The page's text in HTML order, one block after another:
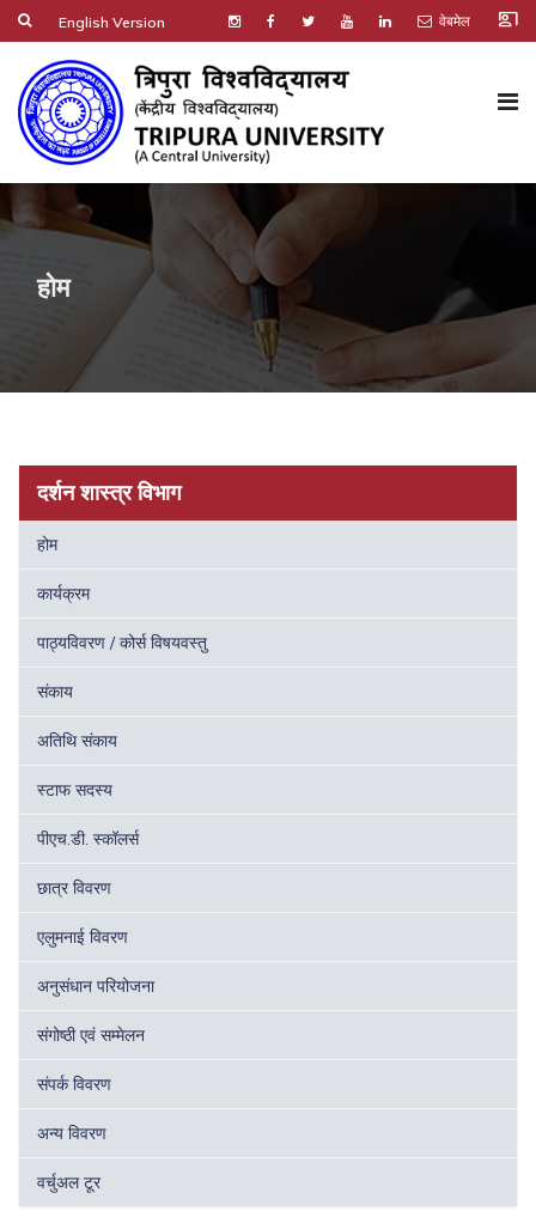
English Version वेबमेल co_present
होम
दर्शन शास्त्र विभाग
होम
कार्यक्रम
पाठ्यविवरण / कोर्स विषयवस्तु
संकाय
अतिथि संकाय
स्टाफ सदस्य
पीएच.डी. स्कॉलर्स
छात्र विवरण
एलुमनाई विवरण
अनुसंधान परियोजना
संगोष्ठी एवं सम्मेलन
संपर्क विवरण
अन्य विवरण
वर्चुअल टूर